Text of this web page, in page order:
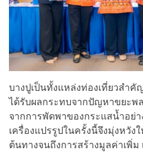
บางปูเป็นทั้งแหล่งท่องเที่ยวสำ
ได้รับผลกระทบจากปัญหาขยะพ
จากการพัดพาของกระแสน้ำอย่
เครื่องแปรรูปในครั้งนี้จึงมุ่งหวัง
ต้นทางจนถึงการสร้างมูลค่าเพิ่ม